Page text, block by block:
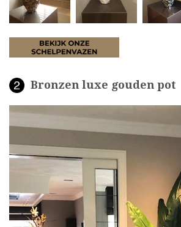
Bronzen luxe gouden pot